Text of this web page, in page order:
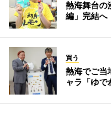
熱海舞台の
編」完結へ
買う
熱海でご
ャラ「ゆで